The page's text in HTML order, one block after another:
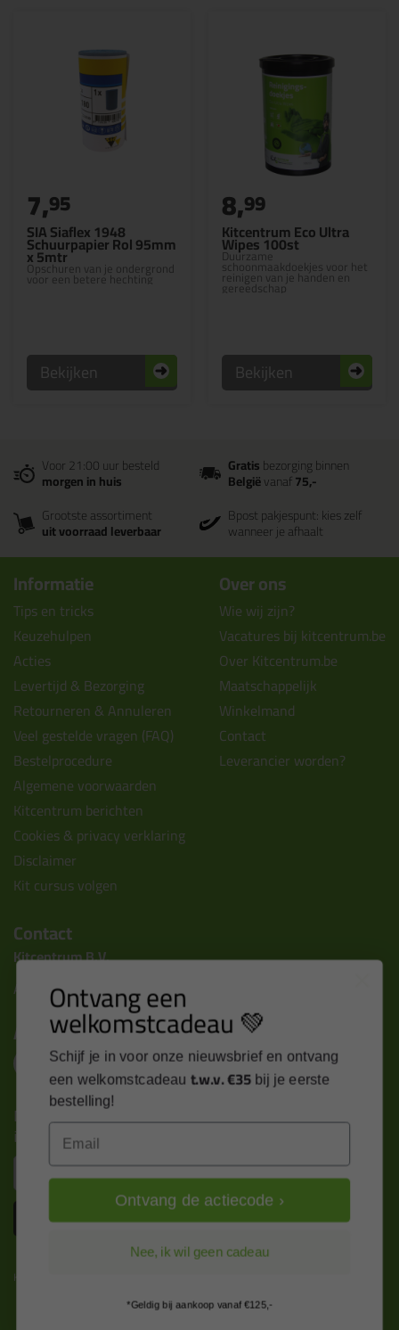
SIA Siaflex 1948
Schuurpapier Rol 95mm
x 5mtr
Opschuren van je ondergrond
voor een betere hechting
7,95
Bekijken
Kitcentrum Eco Ultra
Wipes 100st
Duurzame
schoonmaakdoekjes voor het
reinigen van je handen en
gereedschap
8,99
Bekijken
Voor 21:00 uur besteld
morgen in huis
Gratisbezorging binnen
Belgiëvanaf75,-
Grootste assortiment
uit voorraad leverbaar
Bpost pakjespunt: kies zelf
wanneer je afhaalt
Informatie
Tips en tricks
Keuzehulpen
Acties
Levertijd & Bezorging
Retourneren & Annuleren
Veel gestelde vragen (FAQ)
Bestelprocedure
Algemene voorwaarden
Kitcentrum berichten
Cookies & privacy verklaring
Disclaimer
Kit cursus volgen
Over ons
Wie wij zijn?
Vacatures bij kitcentrum.be
Over Kitcentrum.be
Maatschappelijk
Winkelmand
Contact
Leverancier worden?
Contact
Kitcentrum B.V.
Alle contactgegevens >
Altijd op de hoogte blijven?
Nieuws, tips en exclusieve deals rechtstreeks in je
inbox
Inschrijven
Kitcentrum is trots op:
Ontvang een
welkomstcadeau 💚
Schijf je in voor onze nieuwsbrief en ontvang
een welkomstcadeau t.w.v. €35 bij je eerste
bestelling!
Ontvang de actiecode ›
Nee, ik wil geen cadeau
*Geldig bij aankoop vanaf €125,-